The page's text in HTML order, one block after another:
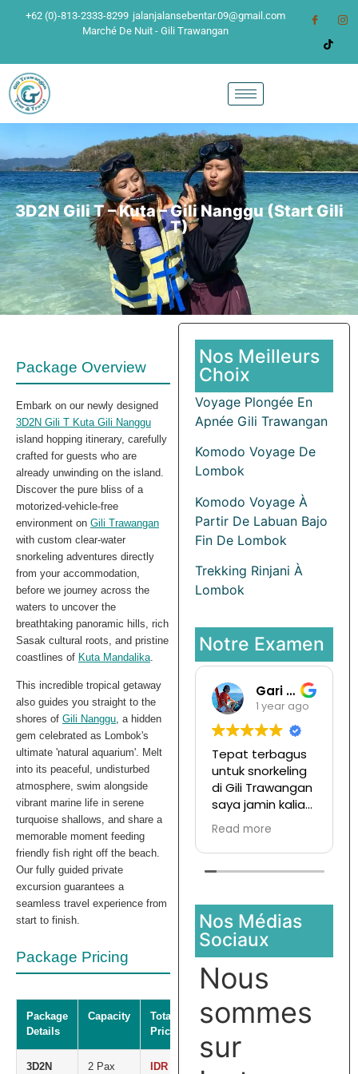
+62 (0)-813-2333-8299 jalanjalansebentar.09@gmail.com
Marché De Nuit - Gili Trawangan
3D2N Gili T – Kuta – Gili Nanggu (Start Gili
T)
Package Overview
Embark on our newly designed
3D2N Gili T Kuta Gili Nanggu
island hopping itinerary, carefully
crafted for guests who are
already unwinding on the island.
Discover the pure bliss of a
motorized-vehicle-free
environment on Gili Trawangan
with custom clear-water
snorkeling adventures directly
from your accommodation,
before we journey across the
waters to uncover the
breathtaking panoramic hills, rich
Sasak cultural roots, and pristine
coastlines of Kuta Mandalika.
This incredible tropical getaway
also guides you straight to the
shores of Gili Nanggu, a hidden
gem celebrated as Lombok's
ultimate 'natural aquarium'. Melt
into its peaceful, undisturbed
atmosphere, swim alongside
vibrant marine life in serene
turquoise shallows, and share a
memorable moment feeding
friendly fish right off the beach.
Our fully guided private
excursion guarantees a
seamless travel experience from
start to finish.
Package Pricing
Package
Details
Capacity
Total
Price
3D2N
2 Pax
IDR
Nos Meilleurs
Choix
Voyage Plongée En
Apnée Gili Trawangan
Komodo Voyage De
Lombok
Komodo Voyage À
Partir De Labuan Bajo
Fin De Lombok
Trekking Rinjani À
Lombok
Notre Examen
Gari Pargas98
1 year ago
Tepat terbagus
untuk snorkeling
di Gili Trawangan
saya jamin kalian
pasti enjoy jika
join with this
company
Read more
Nos Médias
Sociaux
Nous
sommes
sur